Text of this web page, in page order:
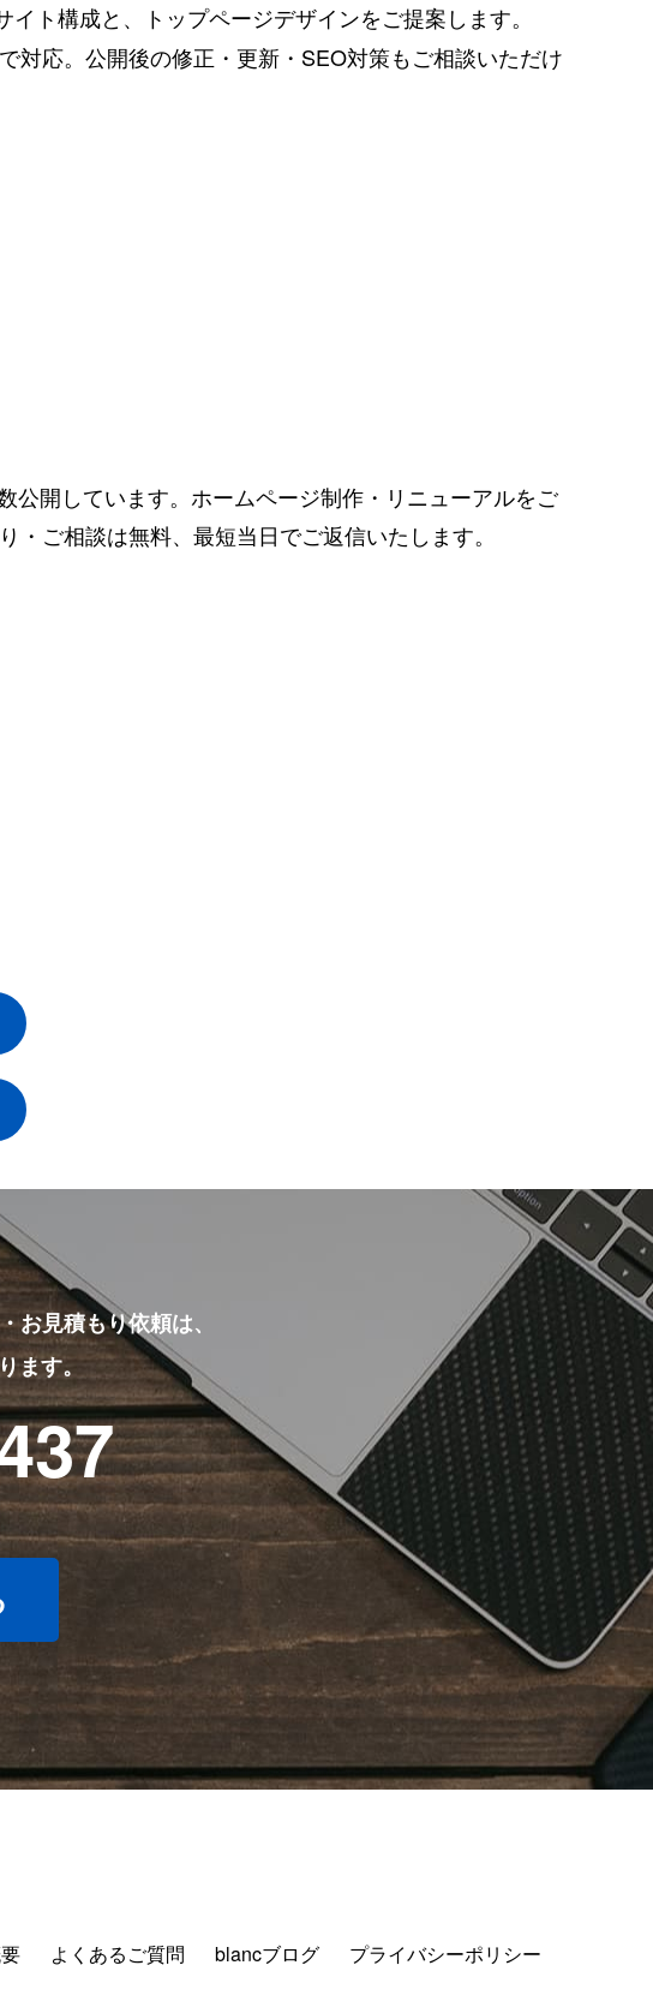
ト構成と、トップページデザインをご提案します。
対応。公開後の修正・更新・SEO対策もご相談いただけ
公開しています。ホームページ制作・リニューアルをご
ご相談は無料、最短当日でご返信いたします。
お見積もり依頼は、
ます。
よくあるご質問 blancブログ
プライバシーポリシー